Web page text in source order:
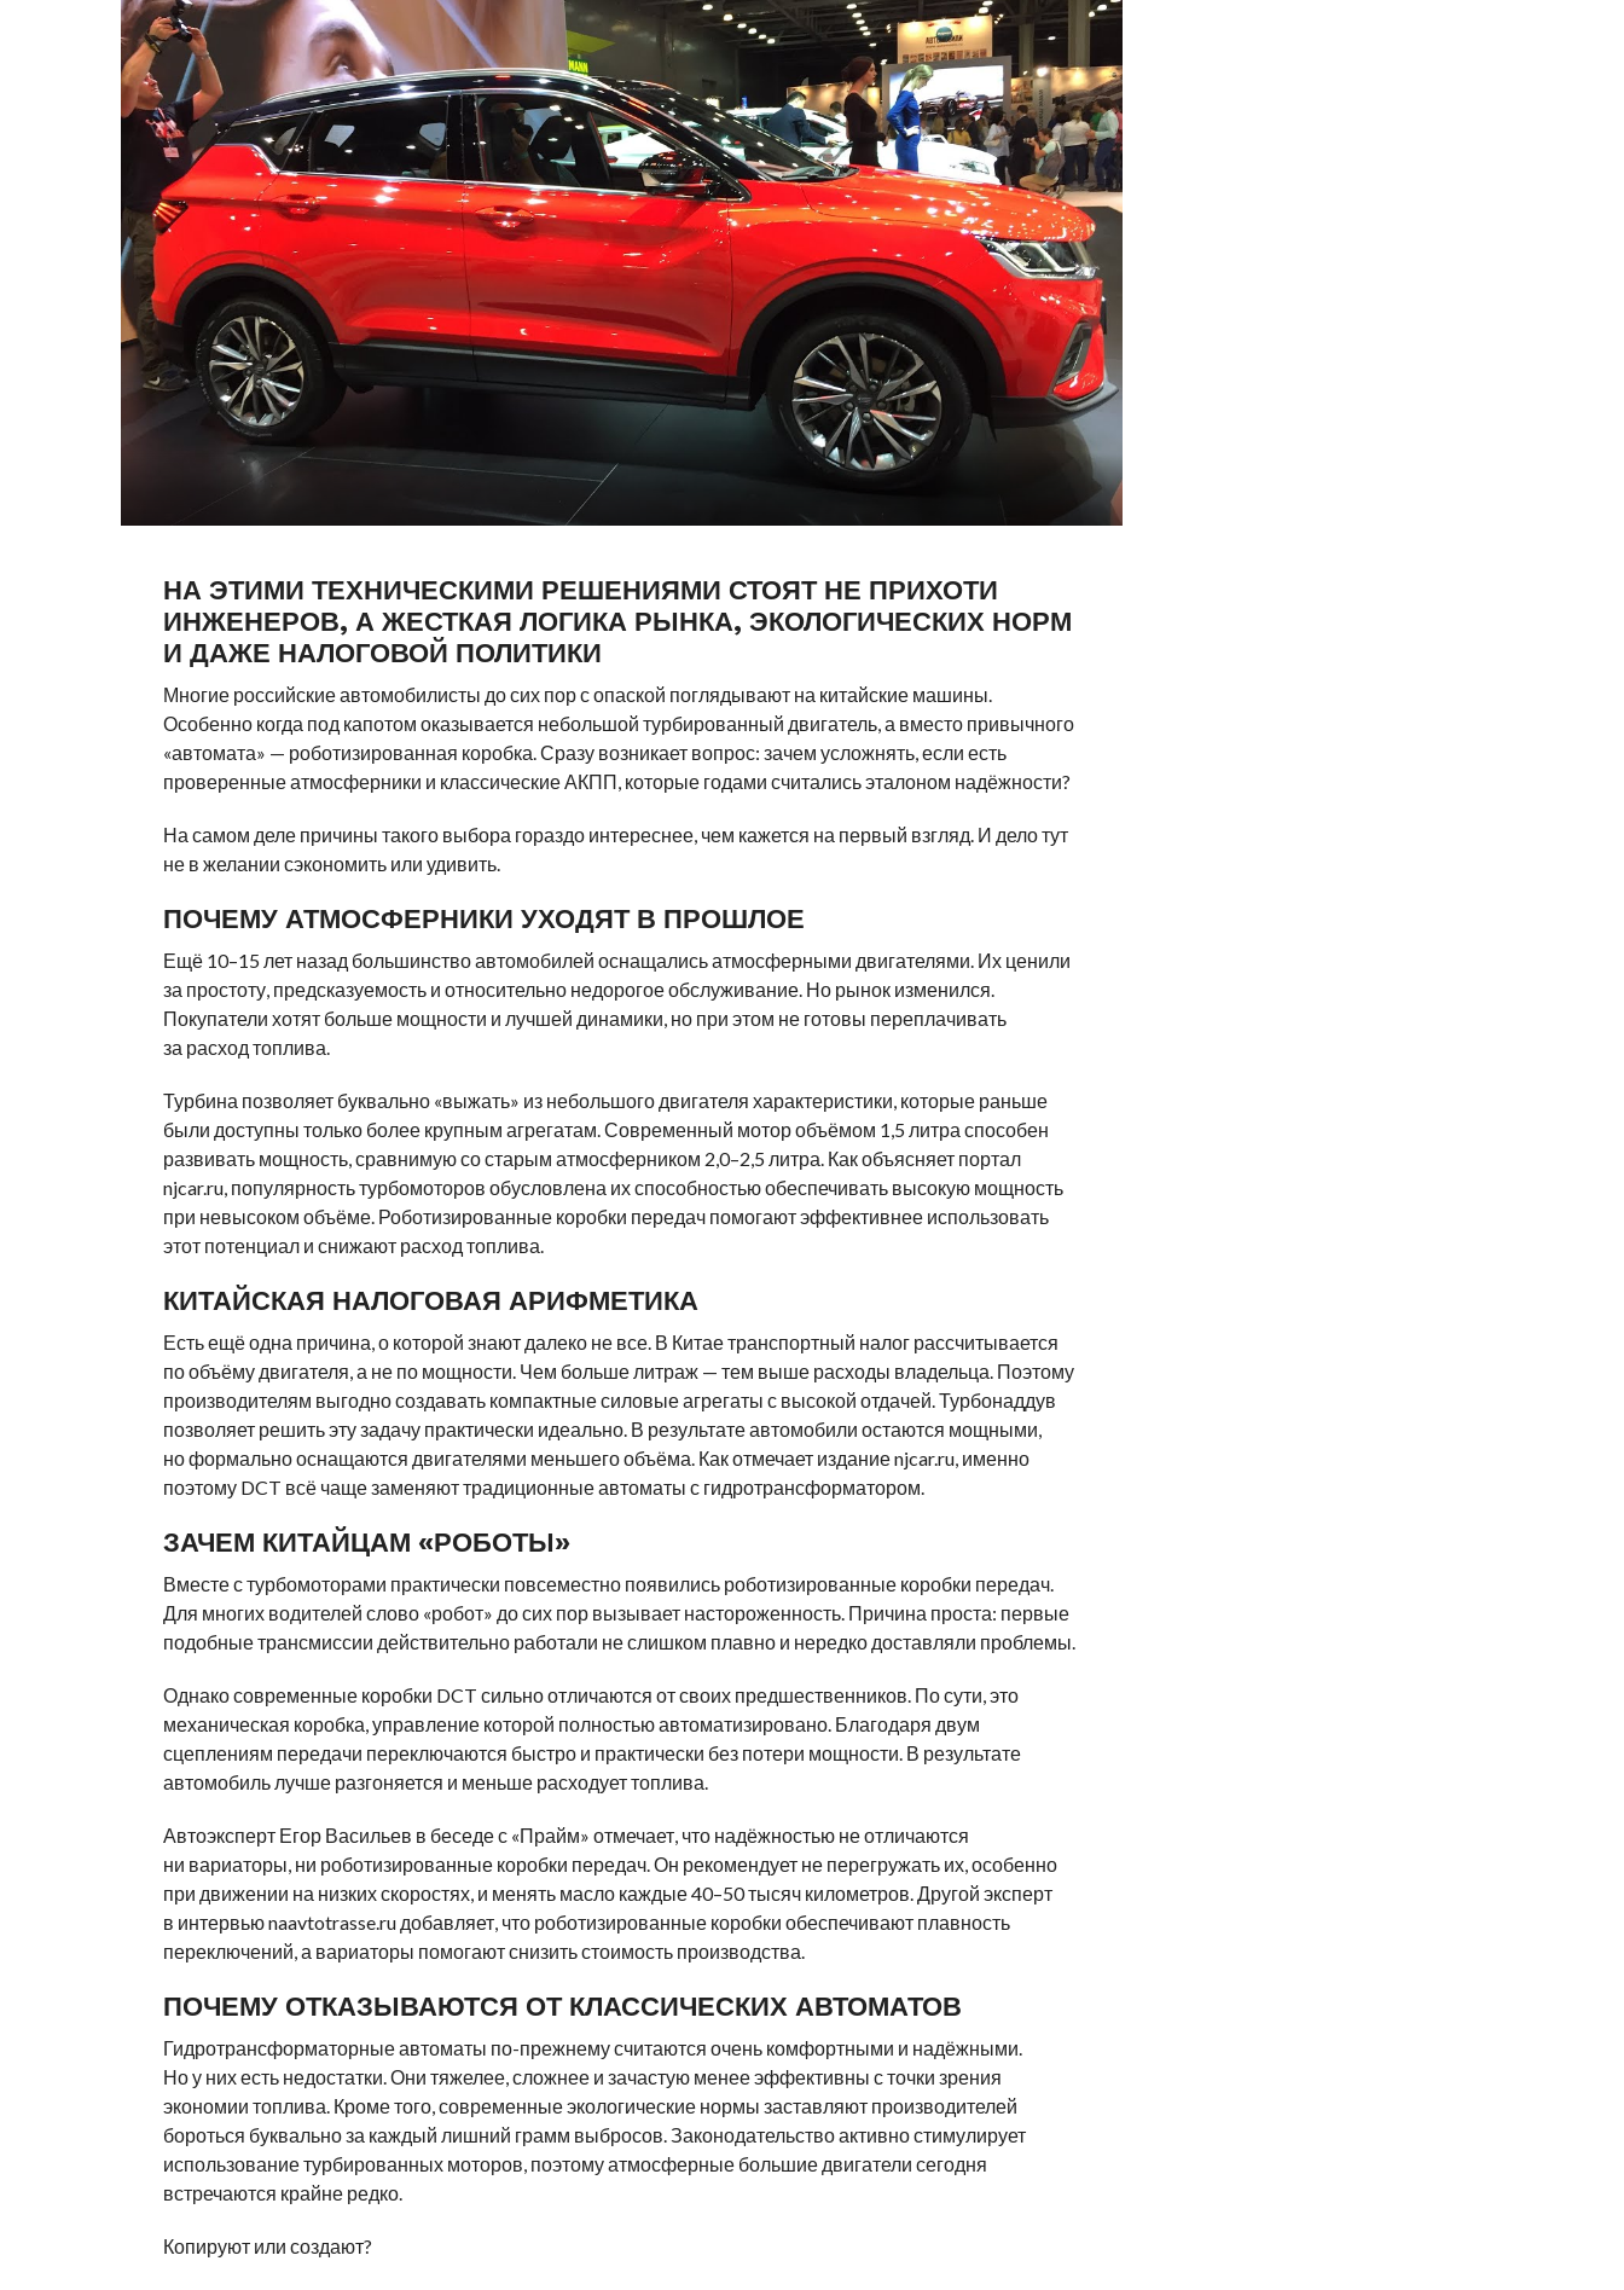
НА ЭТИМИ ТЕХНИЧЕСКИМИ РЕШЕНИЯМИ СТОЯТ НЕ ПРИХОТИ
ИНЖЕНЕРОВ, А ЖЕСТКАЯ ЛОГИКА РЫНКА, ЭКОЛОГИЧЕСКИХ НОРМ
И ДАЖЕ НАЛОГОВОЙ ПОЛИТИКИ
Многие российские автомобилисты до сих пор с опаской поглядывают на китайские машины.
Особенно когда под капотом оказывается небольшой турбированный двигатель, а вместо привычного
«автомата» — роботизированная коробка. Сразу возникает вопрос: зачем усложнять, если есть
проверенные атмосферники и классические АКПП, которые годами считались эталоном надёжности?
На самом деле причины такого выбора гораздо интереснее, чем кажется на первый взгляд. И дело тут
не в желании сэкономить или удивить.
ПОЧЕМУ АТМОСФЕРНИКИ УХОДЯТ В ПРОШЛОЕ
Ещё 10–15 лет назад большинство автомобилей оснащались атмосферными двигателями. Их ценили
за простоту, предсказуемость и относительно недорогое обслуживание. Но рынок изменился.
Покупатели хотят больше мощности и лучшей динамики, но при этом не готовы переплачивать
за расход топлива.
Турбина позволяет буквально «выжать» из небольшого двигателя характеристики, которые раньше
были доступны только более крупным агрегатам. Современный мотор объёмом 1,5 литра способен
развивать мощность, сравнимую со старым атмосферником 2,0–2,5 литра. Как объясняет портал
njcar.ru, популярность турбомоторов обусловлена их способностью обеспечивать высокую мощность
при невысоком объёме. Роботизированные коробки передач помогают эффективнее использовать
этот потенциал и снижают расход топлива.
КИТАЙСКАЯ НАЛОГОВАЯ АРИФМЕТИКА
Есть ещё одна причина, о которой знают далеко не все. В Китае транспортный налог рассчитывается
по объёму двигателя, а не по мощности. Чем больше литраж — тем выше расходы владельца. Поэтому
производителям выгодно создавать компактные силовые агрегаты с высокой отдачей. Турбонаддув
позволяет решить эту задачу практически идеально. В результате автомобили остаются мощными,
но формально оснащаются двигателями меньшего объёма. Как отмечает издание njcar.ru, именно
поэтому DCT всё чаще заменяют традиционные автоматы с гидротрансформатором.
ЗАЧЕМ КИТАЙЦАМ «РОБОТЫ»
Вместе с турбомоторами практически повсеместно появились роботизированные коробки передач.
Для многих водителей слово «робот» до сих пор вызывает настороженность. Причина проста: первые
подобные трансмиссии действительно работали не слишком плавно и нередко доставляли проблемы.
Однако современные коробки DCT сильно отличаются от своих предшественников. По сути, это
механическая коробка, управление которой полностью автоматизировано. Благодаря двум
сцеплениям передачи переключаются быстро и практически без потери мощности. В результате
автомобиль лучше разгоняется и меньше расходует топлива.
Автоэксперт Егор Васильев в беседе с «Прайм» отмечает, что надёжностью не отличаются
ни вариаторы, ни роботизированные коробки передач. Он рекомендует не перегружать их, особенно
при движении на низких скоростях, и менять масло каждые 40–50 тысяч километров. Другой эксперт
в интервью naavtotrasse.ru добавляет, что роботизированные коробки обеспечивают плавность
переключений, а вариаторы помогают снизить стоимость производства.
ПОЧЕМУ ОТКАЗЫВАЮТСЯ ОТ КЛАССИЧЕСКИХ АВТОМАТОВ
Гидротрансформаторные автоматы по-прежнему считаются очень комфортными и надёжными.
Но у них есть недостатки. Они тяжелее, сложнее и зачастую менее эффективны с точки зрения
экономии топлива. Кроме того, современные экологические нормы заставляют производителей
бороться буквально за каждый лишний грамм выбросов. Законодательство активно стимулирует
использование турбированных моторов, поэтому атмосферные большие двигатели сегодня
встречаются крайне редко.
Копируют или создают?